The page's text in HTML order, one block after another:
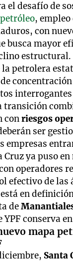
el desafío de
petróleo,
con
busca mayor
estructural.
petrolera
transición
conriesgos
ser
empresas
Cruz ya puso
operadores
efectivo de las
en
de
YPF conserva
mapa
Santa